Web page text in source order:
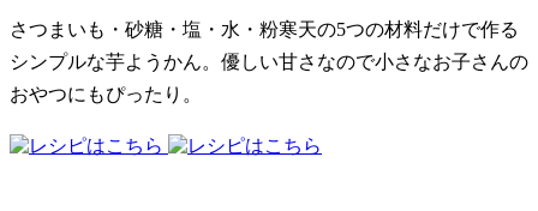
さつまいも・砂糖・塩・水・粉寒天の5つの材料だけで作る
シンプルな芋ようかん。優しい甘さなので小さなお子さんの
おやつにもぴったり。